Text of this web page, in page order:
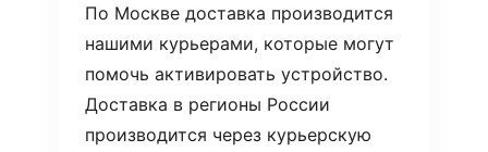
По Москве доставка производится
нашими курьерами, которые могут
помочь активировать устройство.
Доставка в регионы России
производится через курьерскую